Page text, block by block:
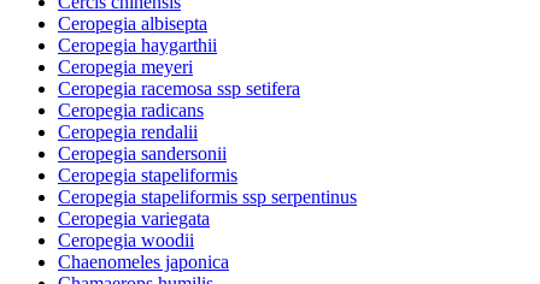
Ceropegia albisepta
Ceropegia haygarthii
Ceropegia meyeri
Ceropegia racemosa ssp setifera
Ceropegia radicans
Ceropegia rendalii
Ceropegia sandersonii
Ceropegia stapeliformis
Ceropegia stapeliformis ssp serpentinus
Ceropegia variegata
Ceropegia woodii
Chaenomeles japonica